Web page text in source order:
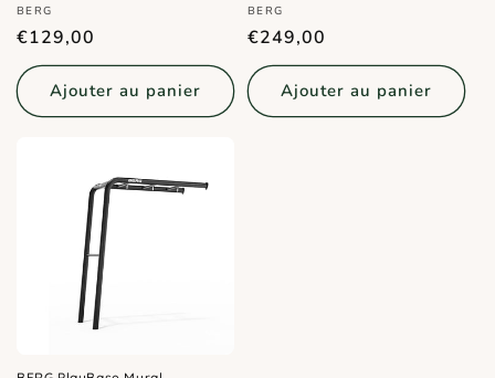
Distributeur :
BERG
Prix
habituel
€129,00
Ajouter au panier
Distributeur :
BERG
Prix
habituel
€249,00
Ajouter au panier